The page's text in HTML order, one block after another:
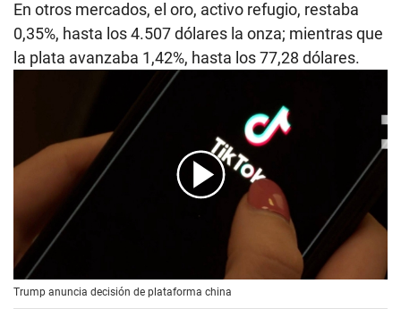
En otros mercados, el oro, activo refugio, restaba
0,35%, hasta los 4.507 dólares la onza; mientras que
la plata avanzaba 1,42%, hasta los 77,28 dólares.
Trump anuncia decisión de plataforma china